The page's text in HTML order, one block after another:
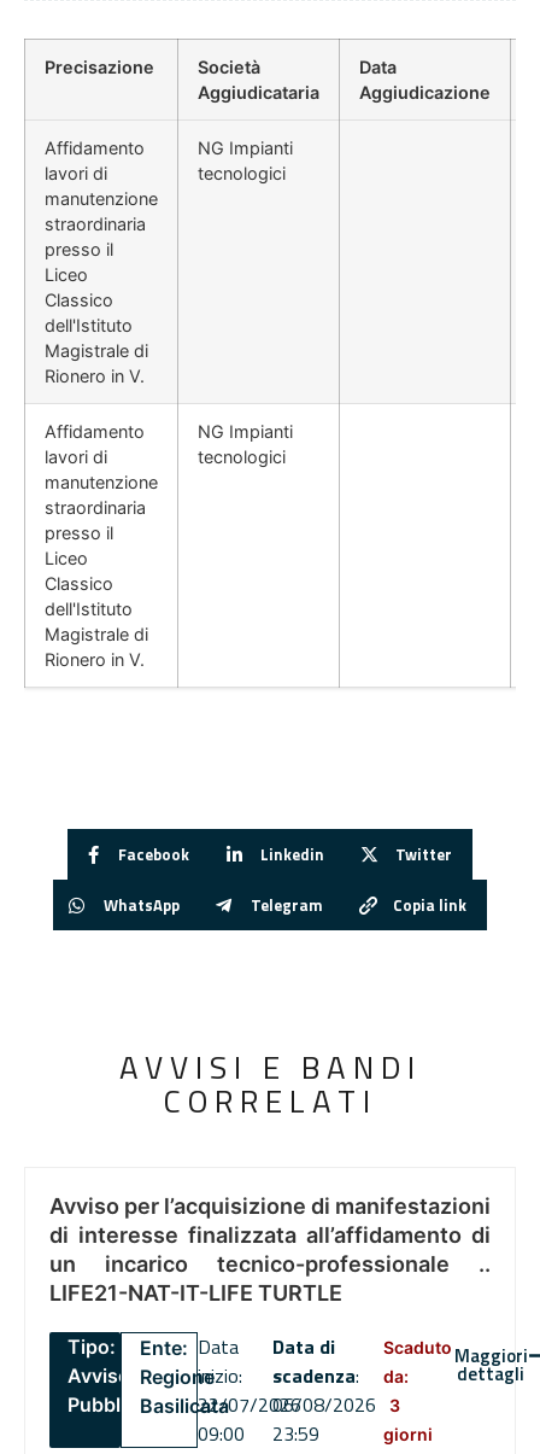
Precisazione
Società
Aggiudicataria
Data
Aggiudicazione
Affidamento
lavori di
manutenzione
straordinaria
presso il
Liceo
Classico
dell'Istituto
Magistrale di
Rionero in V.
NG Impianti
tecnologici
Affidamento
lavori di
manutenzione
straordinaria
presso il
Liceo
Classico
dell'Istituto
Magistrale di
Rionero in V.
NG Impianti
tecnologici
Facebook Linkedin Twitter
WhatsApp Telegram Copia link
AVVISI E BANDI
CORRELATI
Avviso per l’acquisizione di manifestazioni
di interesse finalizzata all’affidamento di
un incarico tecnico-professionale ..
LIFE21-NAT-IT-LIFE TURTLE
Tipo:
Avviso
Pubblico
Ente:
Regione
Basilicata
Data
inizio:
22/07/2026
09:00
Data di
scadenza:
06/08/2026
23:59
Scaduto
da:
3
giorni
Maggiori
dettagli